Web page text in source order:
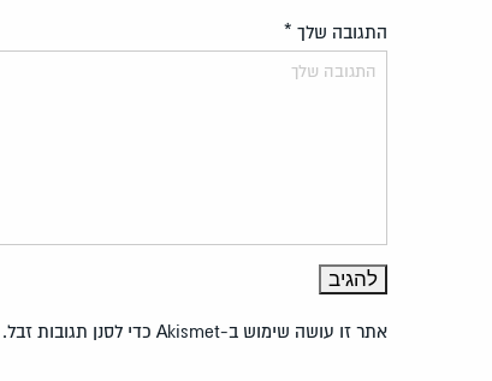
התגובה שלך *
אתר זו עושה שימוש ב-Akismet כדי לסנן תגובות זבל.